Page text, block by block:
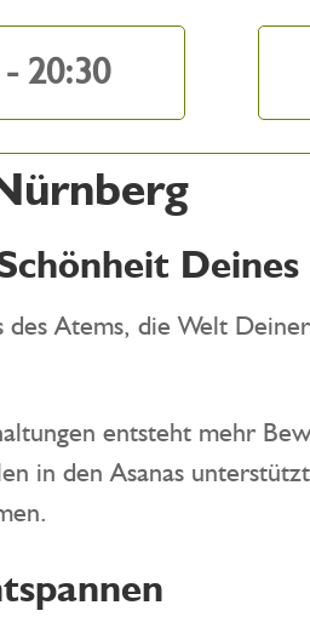
- 20:30
Atems, die Welt
entsteht mehr
in den Asanas